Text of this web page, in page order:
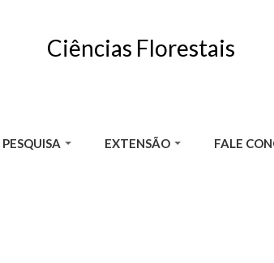
Ciências Florestais
PESQUISA EXTENSÃO FALE